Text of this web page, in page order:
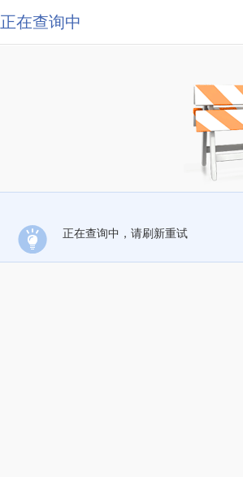
正在查询中
正在查询中，请刷新重试